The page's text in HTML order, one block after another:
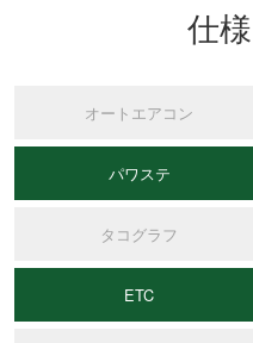
仕
オートエアコン
パワステ
タコグラフ
ETC